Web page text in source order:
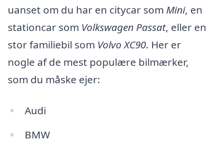
uanset om du har en citycar som Mini, en
stationcar som Volkswagen Passat, eller en
stor familiebil som Volvo XC90. Her er
nogle af de mest populære bilmærker,
som du måske ejer:
Audi
BMW